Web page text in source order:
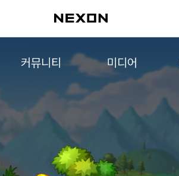
커뮤니티
자유게시판
메이플 아트
메이플스토리 파트너스
AI Style Finder
미디어
영상